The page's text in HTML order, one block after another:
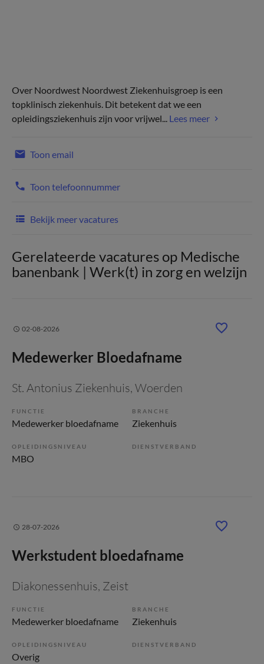
Over Noordwest Noordwest Ziekenhuisgroep is een
topklinisch ziekenhuis. Dit betekent dat we een
opleidingsziekenhuis zijn voor vrijwel... Lees meer
Toon email
Toon telefoonnummer
Bekijk meer vacatures
Gerelateerde vacatures op Medische
banenbank | Werk(t) in zorg en welzijn
02-08-2026
Medewerker Bloedafname
St. Antonius Ziekenhuis, Woerden
FUNCTIE
Medewerker bloedafname
BRANCHE
Ziekenhuis
OPLEIDINGSNIVEAU
MBO
DIENSTVERBAND
28-07-2026
Werkstudent bloedafname
Diakonessenhuis, Zeist
FUNCTIE
Medewerker bloedafname
BRANCHE
Ziekenhuis
OPLEIDINGSNIVEAU
Overig
DIENSTVERBAND